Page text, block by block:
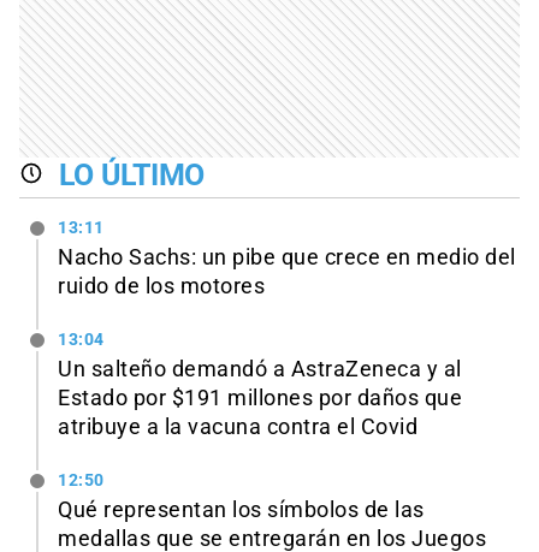
LO ÚLTIMO
13:11
Nacho Sachs: un pibe que crece en medio del
ruido de los motores
13:04
Un salteño demandó a AstraZeneca y al
Estado por $191 millones por daños que
atribuye a la vacuna contra el Covid
12:50
Qué representan los símbolos de las
medallas que se entregarán en los Juegos